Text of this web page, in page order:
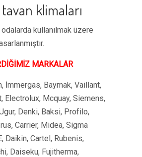
klimaları
kullanılmak üzere
MARKALAR
İmmergas, Baymak, Vaillant,
Electrolux, Mcquay, Siemens,
Denki, Baksi, Profilo,
Carrier, Midea, Sigma
Daikin, Cartel, Rubenis,
Daiseku, Fujitherma,